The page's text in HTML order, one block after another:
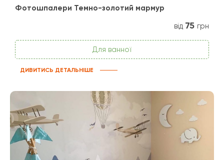
Фотошпалери Темно-золотий мармур
від 75 грн
Для ванної
ДИВИТИСЬ ДЕТАЛЬНІШЕ